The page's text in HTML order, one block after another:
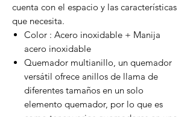
cuenta con el espacio y las características
que necesita.
Color : Acero inoxidable + Manija
acero inoxidable
Quemador multianillo, un quemador
versátil ofrece anillos de llama de
diferentes tamaños en un solo
elemento quemador, por lo que es